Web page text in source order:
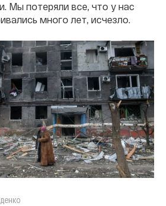
Мы потеряли все, что у нас
много лет, исчезло.